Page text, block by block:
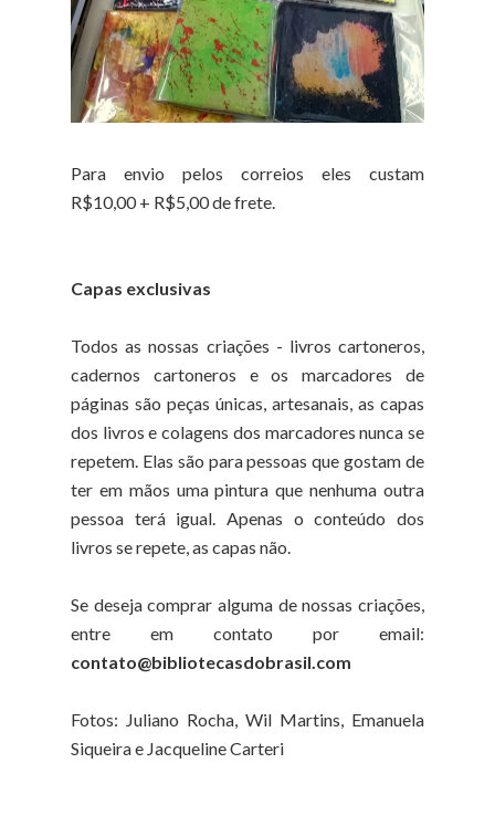
Para envio pelos correios eles custam
R$10,00 + R$5,00 de frete.
Capas exclusivas
Todos as nossas criações - livros cartoneros,
cadernos cartoneros e os marcadores de
páginas são peças únicas, artesanais, as capas
dos livros e colagens dos marcadores nunca se
repetem. Elas são para pessoas que gostam de
ter em mãos uma pintura que nenhuma outra
pessoa terá igual. Apenas o conteúdo dos
livros se repete, as capas não.
Se deseja comprar alguma de nossas criações,
entre em contato por email:
contato@bibliotecasdobrasil.com
Fotos: Juliano Rocha, Wil Martins, Emanuela
Siqueira e Jacqueline Carteri